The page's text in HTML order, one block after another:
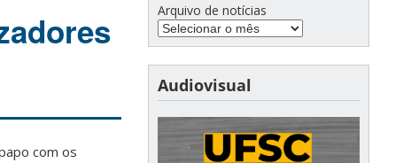
com os
Arquivo de notícias
Audiovisual